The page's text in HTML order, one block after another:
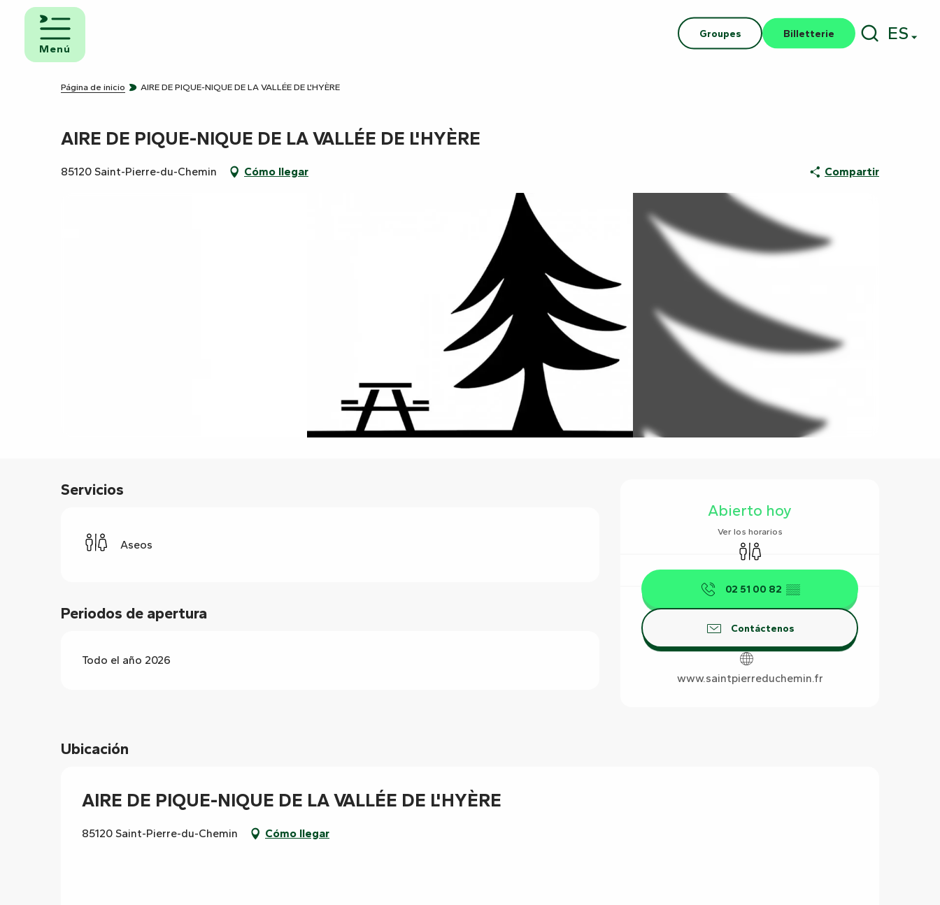
contenu
principal
Groupes Billetterie ES
Menú
Página de inicio AIRE DE PIQUE-NIQUE DE LA VALLÉE DE L'HYÈRE
AIRE DE PIQUE-NIQUE DE LA VALLÉE DE L'HYÈRE
85120 Saint-Pierre-du-Chemin Cómo llegar Compartir
Abierto hoy
Ver los horarios
Aseos
02 51 00 82 ▒▒
Contáctenos
www.saintpierreduchemin.fr
Servicios
Aseos
Periodos de apertura
Todo el año 2026
Ubicación
AIRE DE PIQUE-NIQUE DE LA VALLÉE DE L'HYÈRE
85120 Saint-Pierre-du-Chemin Cómo llegar